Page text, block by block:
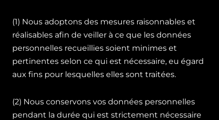
(1) Nous adoptons des mesures raisonnables et
réalisables afin de veiller à ce que les données
personnelles recueillies soient minimes et
pertinentes selon ce qui est nécessaire, eu égard
aux fins pour lesquelles elles sont traitées.
(2) Nous conservons vos données personnelles
pendant la durée qui est strictement nécessaire